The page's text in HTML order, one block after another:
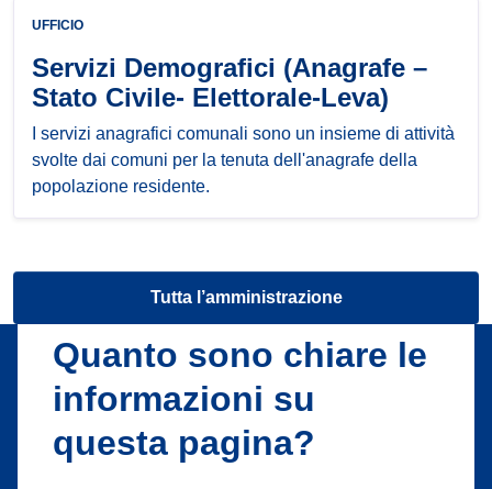
UFFICIO
Servizi Demografici (Anagrafe –
Stato Civile- Elettorale-Leva)
I servizi anagrafici comunali sono un insieme di attività
svolte dai comuni per la tenuta dell'anagrafe della
popolazione residente.
Tutta l’amministrazione
Quanto sono chiare le
informazioni su
questa pagina?